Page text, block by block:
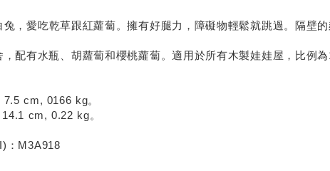
兔，愛吃乾草跟紅蘿蔔。擁有好腿力，障礙物輕鬆就跳過。隔壁
配有水瓶、胡蘿蔔和櫻桃蘿蔔。適用於所有木製娃娃屋，比例為
cm, 0166 kg。
cm, 0.22 kg。
：M3A918